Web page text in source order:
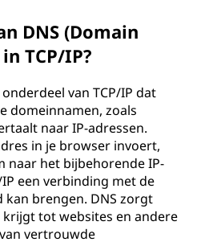
DNS (Domain
TCP/IP?
van TCP/IP dat
domeinnamen, zoals
naar IP-adressen.
in je browser invoert,
naar het bijbehorende IP-
een verbinding met de
brengen. DNS zorgt
tot websites en andere
vertrouwde